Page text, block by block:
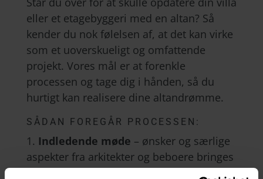
eller et etagebyggeri med en altan? Så
kender du nok følelsen af, at det kan virke
som et uoverskueligt og omfattende
projekt. Vores mål er at forenkle
processen og tage dig i hånden, så du
hurtigt kan realisere dine altandrømme.
SÅDAN FOREGÅR PROCESSEN:
1. Indledende møde – ønsker og særlige
aspekter fra arkitekter og beboere bringes
i spil.